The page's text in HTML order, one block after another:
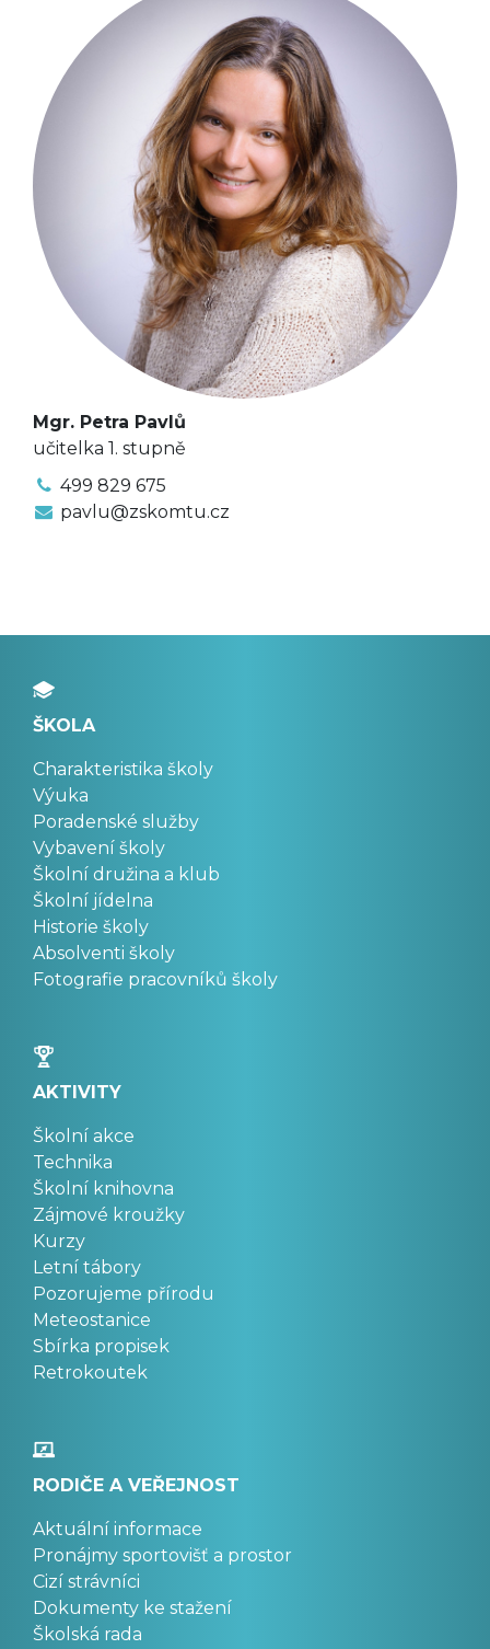
Mgr. Petra Pavlů
učitelka 1. stupně
499 829 675
pavlu@zskomtu.cz
ŠKOLA
Charakteristika školy
Výuka
Poradenské služby
Vybavení školy
Školní družina a klub
Školní jídelna
Historie školy
Absolventi školy
Fotografie pracovníků školy
AKTIVITY
Školní akce
Technika
Školní knihovna
Zájmové kroužky
Kurzy
Letní tábory
Pozorujeme přírodu
Meteostanice
Sbírka propisek
Retrokoutek
RODIČE A VEŘEJNOST
Aktuální informace
Pronájmy sportovišť a prostor
Cizí strávníci
Dokumenty ke stažení
Školská rada